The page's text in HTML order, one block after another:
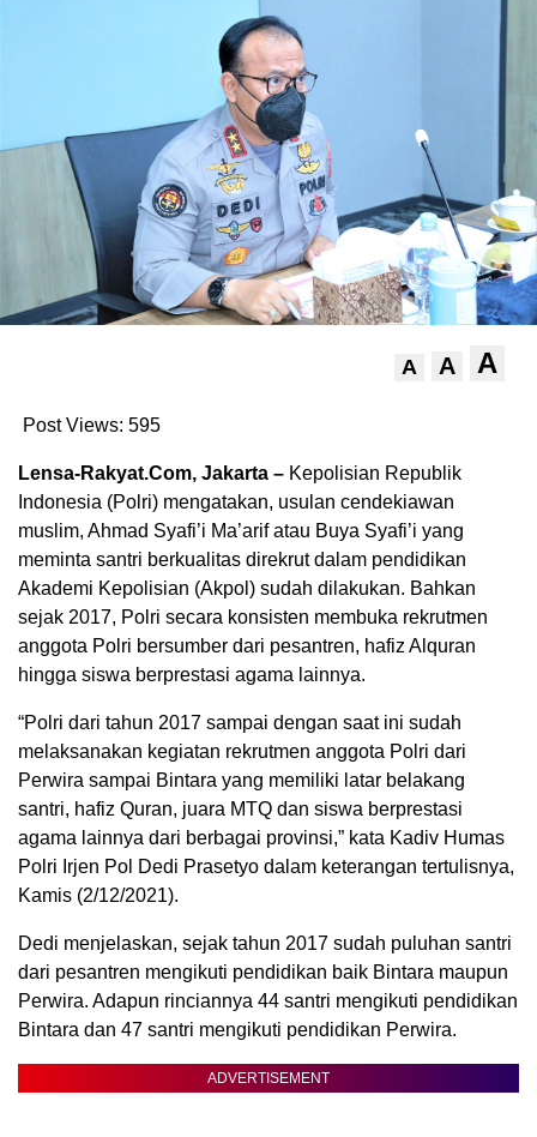
A A A
Post Views: 595
Lensa-Rakyat.Com, Jakarta – Kepolisian Republik
Indonesia (Polri) mengatakan, usulan cendekiawan
muslim, Ahmad Syafi’i Ma’arif atau Buya Syafi’i yang
meminta santri berkualitas direkrut dalam pendidikan
Akademi Kepolisian (Akpol) sudah dilakukan. Bahkan
sejak 2017, Polri secara konsisten membuka rekrutmen
anggota Polri bersumber dari pesantren, hafiz Alquran
hingga siswa berprestasi agama lainnya.
“Polri dari tahun 2017 sampai dengan saat ini sudah
melaksanakan kegiatan rekrutmen anggota Polri dari
Perwira sampai Bintara yang memiliki latar belakang
santri, hafiz Quran, juara MTQ dan siswa berprestasi
agama lainnya dari berbagai provinsi,” kata Kadiv Humas
Polri Irjen Pol Dedi Prasetyo dalam keterangan tertulisnya,
Kamis (2/12/2021).
Dedi menjelaskan, sejak tahun 2017 sudah puluhan santri
dari pesantren mengikuti pendidikan baik Bintara maupun
Perwira. Adapun rinciannya 44 santri mengikuti pendidikan
Bintara dan 47 santri mengikuti pendidikan Perwira.
ADVERTISEMENT